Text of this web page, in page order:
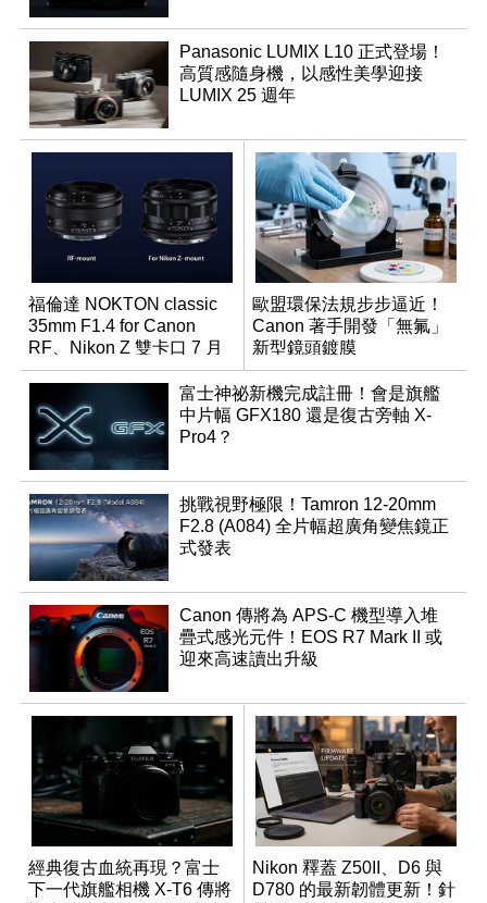
Panasonic LUMIX L10 正式登場！
高質感隨身機，以感性美學迎接
LUMIX 25 週年
福倫達 NOKTON classic
35mm F1.4 for Canon
RF、Nikon Z 雙卡口 7 月
同步登台
歐盟環保法規步步逼近！
Canon 著手開發「無氟」
新型鏡頭鍍膜
富士神祕新機完成註冊！會是旗艦
中片幅 GFX180 還是復古旁軸 X-
Pro4？
挑戰視野極限！Tamron 12-20mm
F2.8 (A084) 全片幅超廣角變焦鏡正
式發表
Canon 傳將為 APS-C 機型導入堆
疊式感光元件！EOS R7 Mark II 或
迎來高速讀出升級
經典復古血統再現？富士
下一代旗艦相機 X-T6 傳將
Nikon 釋蓋 Z50II、D6 與
D780 的最新韌體更新！針